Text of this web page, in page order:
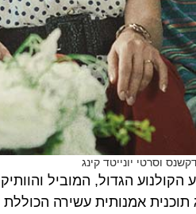
יונייטד קינג
2026. הפסטיבל יציג תוכנית